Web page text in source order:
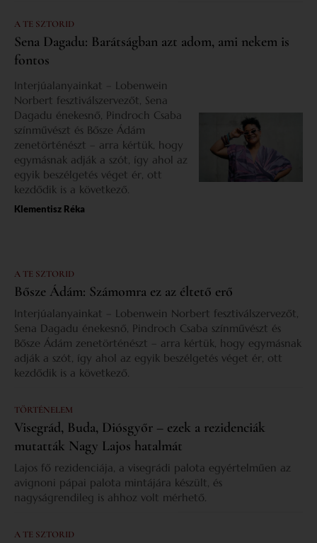
A TE SZTORID
Sena Dagadu: Barátságban azt adom, ami nekem is
fontos
Interjúalanyainkat – Lobenwein
Norbert fesztiválszervezőt, Sena
Dagadu énekesnő, Pindroch Csaba
színművészt és Bősze Ádám
zenetörténészt – arra kértük, hogy
egymásnak adják a szót, így ahol az
egyik beszélgetés véget ér, ott
kezdődik is a következő.
Klementisz Réka
A TE SZTORID
Bősze Ádám: Számomra ez az éltető erő
Interjúalanyainkat – Lobenwein Norbert fesztiválszervezőt,
Sena Dagadu énekesnő, Pindroch Csaba színművészt és
Bősze Ádám zenetörténészt – arra kértük, hogy egymásnak
adják a szót, így ahol az egyik beszélgetés véget ér, ott
kezdődik is a következő.
TÖRTÉNELEM
Visegrád, Buda, Diósgyőr – ezek a rezidenciák
mutatták Nagy Lajos hatalmát
Lajos fő rezidenciája, a visegrádi palota egyértelműen az
avignoni pápai palota mintájára készült, és
nagyságrendileg is ahhoz volt mérhető.
A TE SZTORID